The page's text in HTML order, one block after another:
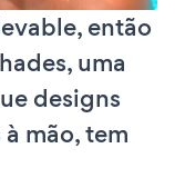
então
uma
designs
mão, tem